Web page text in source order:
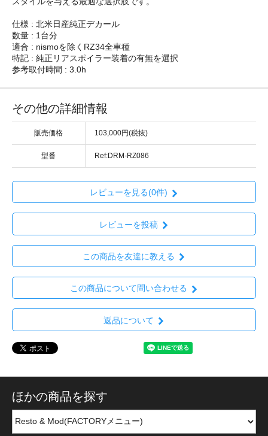
仕様 : 北米日産純正デカール
数量 : 1台分
適合 : nismoを除くRZ34全車種
特記 : 純正リアスポイラー装着の有無を選択
参考取付時間 : 3.0h
その他の詳細情報
販売価格 103,000円(税抜)
型番 Ref:DRM-RZ086
レビューを見る(0件)
レビューを投稿
この商品を友達に教える
この商品について問い合わせる
返品について
ほかの商品を探す